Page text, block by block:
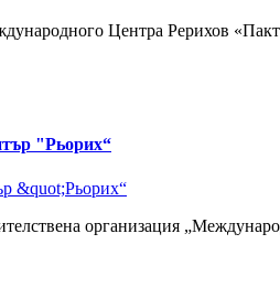
Центра Рерихов
"Рьорих“
организация